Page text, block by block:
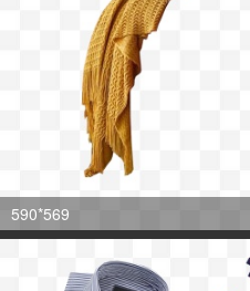
590*569